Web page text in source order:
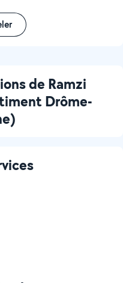
de Ramzi
Drôme-